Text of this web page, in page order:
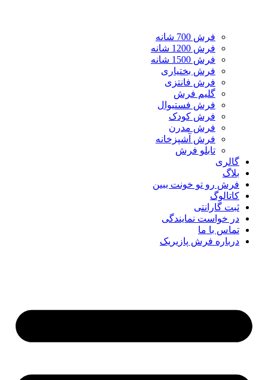
فرش 700 شانه
فرش 1200 شانه
فرش 1500 شانه
فرش بختیاری
فرش فانتزی
گلیم فرش
فرش فستیوال
فرش کودک
فرش مدرن
فرش آشپزخانه
تابلو فرش
گالری
بلاگ
فرش رو تو خونت ببین
کاتالوگ
ثبت گارانتی
در خواست نمایندگی
تماس با ما
درباره فرش پازیریک